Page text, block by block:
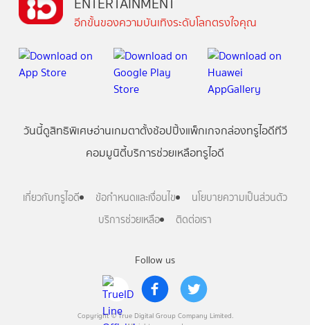
Follow us
Copyright © True Digital Group Company Limited.
อีกขั้นของความบันเทิงระดับโลกตรงใจคุณ
วันนี้ดูสิทธิพิเศษอ่านเกมตาตั้งช้อปปิ้งแพ็กเกจกล่องทรูไอดีทีวี
คอมมูนิตี้บริการช่วยเหลือทรูไอดี
เกี่ยวกับทรูไอดี ข้อกำหนดและเงื่อนไข
นโยบายความเป็นส่วนตัว
บริการช่วยเหลือ
ติดต่อเรา